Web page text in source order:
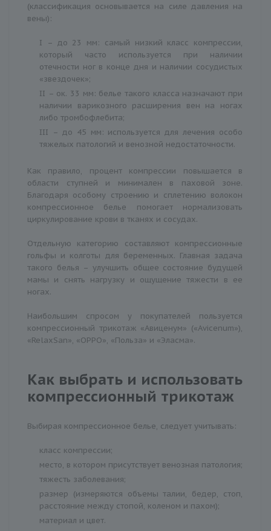
(классификация основывается на силе давления на
вены):
I – до 23 мм: самый низкий класс компрессии,
который часто используется при наличии
отечности ног в конце дня и наличии сосудистых
«звездочек»;
II – ок. 33 мм: белье такого класса назначают при
наличии варикозного расширения вен на ногах
либо тромбофлебита;
III – до 45 мм: используется для лечения особо
тяжелых патологий и венозной недостаточности.
Как правило, процент компрессии повышается в
области ступней и минимален в паховой зоне.
Благодаря особому строению и сплетению волокон
компрессионное белье помогает нормализовать
циркулирование крови в тканях и сосудах.
Отдельную категорию составляют компрессионные
гольфы и колготы для беременных. Главная задача
такого белья – улучшить общее состояние будущей
мамы и снять нагрузку и ощущение тяжести в ее
ногах.
Наибольшим спросом у покупателей пользуется
компрессионный трикотаж «Авиценум» («Avicenum»),
«RelaxSan», «OPPO», «Польза» и «Эласма».
Как выбрать и использовать
компрессионный трикотаж
Выбирая компрессионное белье, следует учитывать:
класс компрессии;
место, в котором присутствует венозная патология;
тяжесть заболевания;
размер (измеряются объемы талии, бедер, стоп,
расстояние между стопой, коленом и пахом);
материал и цвет.